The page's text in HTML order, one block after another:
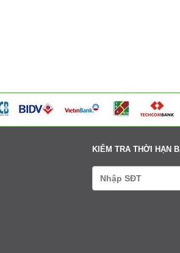
Trấn Liên Quan - Thạch Thất - Hà Nội
0338608888 Xem
KIỂM TRA THỜI HẠN